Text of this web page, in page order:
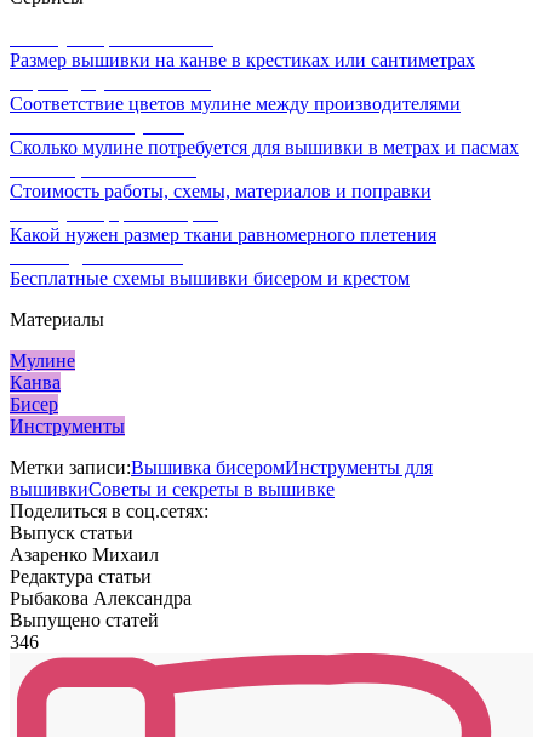
Размер вышивки на канве в крестиках или сантиметрах
Соответствие цветов мулине между производителями
Сколько мулине потребуется для вышивки в метрах и пасмах
Стоимость работы, схемы, материалов и поправки
Какой нужен размер ткани равномерного плетения
Бесплатные схемы вышивки бисером и крестом
Материалы
Мулине
Канва
Бисер
Инструменты
Метки записи:Вышивка бисеромИнструменты для
вышивкиСоветы и секреты в вышивке
Поделиться в соц.сетях:
Выпуск статьи
Азаренко Михаил
Редактура статьи
Рыбакова Александра
Выпущено статей
346